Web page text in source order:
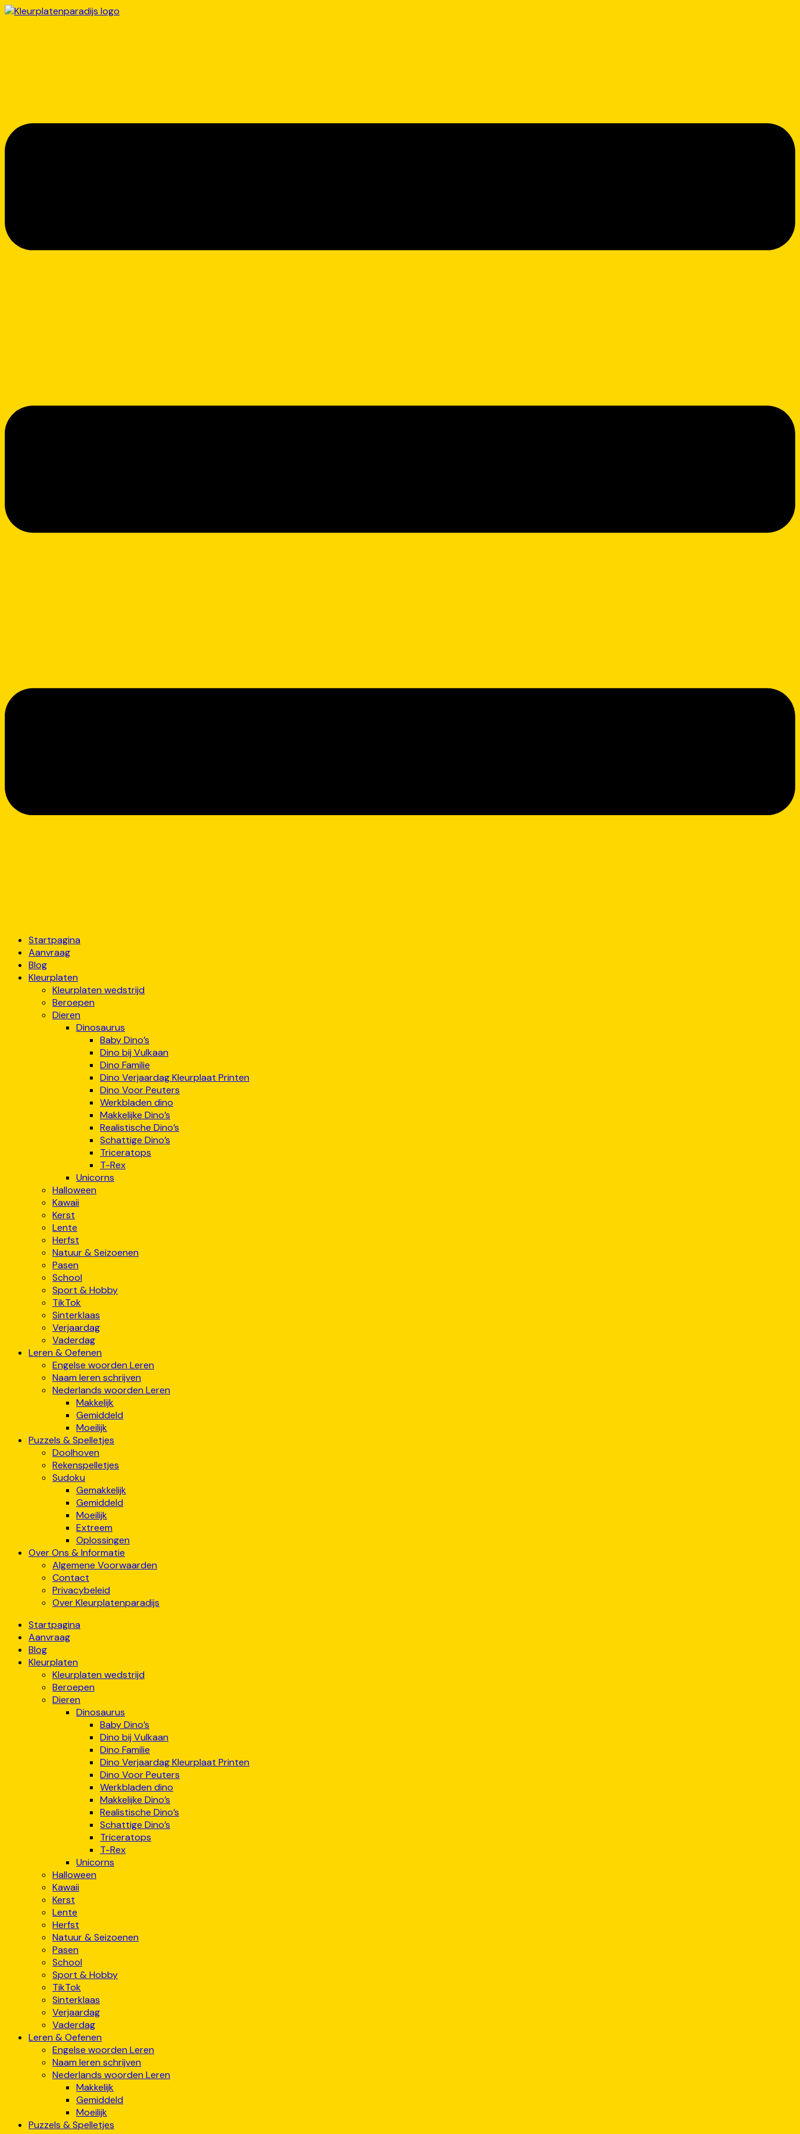
Startpagina
Aanvraag
Blog
Kleurplaten
Kleurplaten wedstrijd
Beroepen
Dieren
Dinosaurus
Baby Dino’s
Dino bij Vulkaan
Dino Familie
Dino Verjaardag Kleurplaat Printen
Dino Voor Peuters
Werkbladen dino
Makkelijke Dino’s
Realistische Dino’s
Schattige Dino’s
Triceratops
T-Rex
Unicorns
Halloween
Kawaii
Kerst
Lente
Herfst
Natuur & Seizoenen
Pasen
School
Sport & Hobby
TikTok
Sinterklaas
Verjaardag
Vaderdag
Leren & Oefenen
Engelse woorden Leren
Naam leren schrijven
Nederlands woorden Leren
Makkelijk
Gemiddeld
Moeilijk
Puzzels & Spelletjes
Doolhoven
Rekenspelletjes
Sudoku
Gemakkelijk
Gemiddeld
Moeilijk
Extreem
Oplossingen
Over Ons & Informatie
Algemene Voorwaarden
Contact
Privacybeleid
Over Kleurplatenparadijs
Startpagina
Aanvraag
Blog
Kleurplaten
Kleurplaten wedstrijd
Beroepen
Dieren
Dinosaurus
Baby Dino’s
Dino bij Vulkaan
Dino Familie
Dino Verjaardag Kleurplaat Printen
Dino Voor Peuters
Werkbladen dino
Makkelijke Dino’s
Realistische Dino’s
Schattige Dino’s
Triceratops
T-Rex
Unicorns
Halloween
Kawaii
Kerst
Lente
Herfst
Natuur & Seizoenen
Pasen
School
Sport & Hobby
TikTok
Sinterklaas
Verjaardag
Vaderdag
Leren & Oefenen
Engelse woorden Leren
Naam leren schrijven
Nederlands woorden Leren
Makkelijk
Gemiddeld
Moeilijk
Puzzels & Spelletjes